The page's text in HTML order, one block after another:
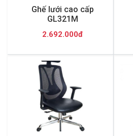
Ghế lưới cao cấp
GL321M
2.692.000đ